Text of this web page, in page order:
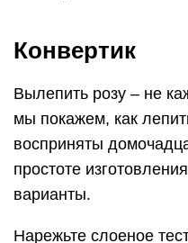
Конвертик
Вылепить розу – не
мы покажем, как
восприняты
простоте
варианты.
Нарежьте слоеное